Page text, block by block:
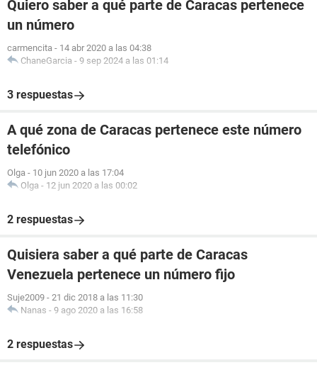
Quiero saber a qué parte de Caracas pertenece
un número
carmencita - 14 abr 2020 a las 04:38
ChaneGarcia - 9 sep 2024 a las 01:14
3 respuestas
A qué zona de Caracas pertenece este número
telefónico
Olga - 10 jun 2020 a las 17:04
Olga - 12 jun 2020 a las 00:02
2 respuestas
Quisiera saber a qué parte de Caracas
Venezuela pertenece un número fijo
Suje2009 - 21 dic 2018 a las 11:30
Nanas - 9 ago 2020 a las 16:58
2 respuestas